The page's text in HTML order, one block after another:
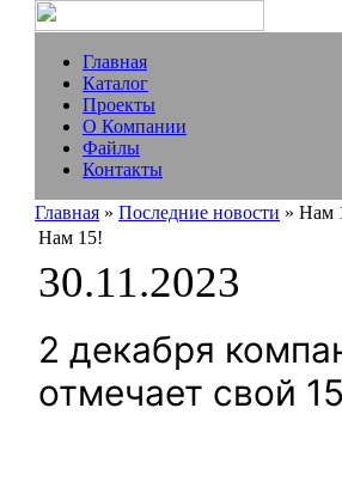
Главная
Каталог
Проекты
О Компании
Файлы
Контакты
Главная » Последние новости » Нам
Нам 15!
30.11.2023
2 декабря
отмечает свой